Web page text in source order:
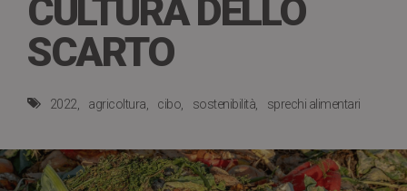
CULTURA DELLO
SCARTO
2022 agricoltura cibo sostenibilità sprechi alimentari